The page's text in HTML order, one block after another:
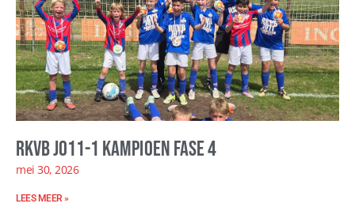
RKVB JO11-1 kampioen fase 4
mei 30, 2026
LEES MEER »